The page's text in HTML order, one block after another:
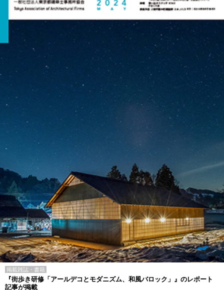
掲載雑誌・書籍
『街歩き研修「アールデコとモダニズム、和風バロック」』のレポート
記事が掲載